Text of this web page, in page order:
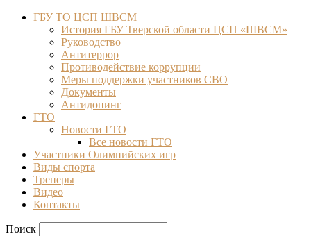
ГБУ ТО ЦСП ШВСМ
История ГБУ Тверской области ЦСП «ШВСМ»
Руководство
Антитеррор
Противодействие коррупции
Меры поддержки участников СВО
Документы
Антидопинг
ГТО
Новости ГТО
Все новости ГТО
Участники Олимпийских игр
Виды спорта
Тренеры
Видео
Контакты
Поиск